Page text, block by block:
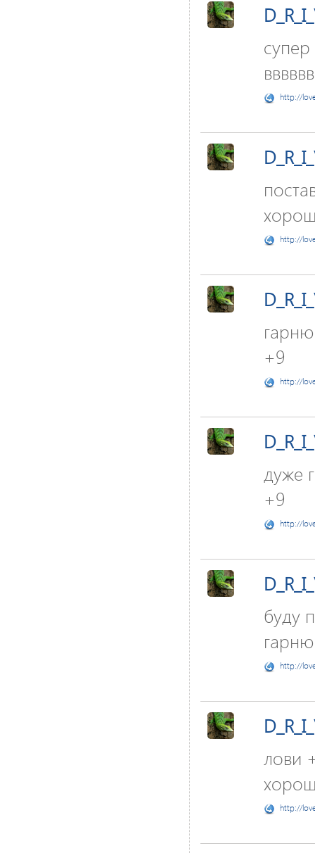
супер
http://
http://
+9
http://
дуже
+9
http://
буду
http://
лови
http://